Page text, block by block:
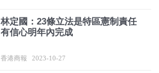
林定國：23條立法是特區憲制責任
有信心明年內完成
香港商報 2023-10-27